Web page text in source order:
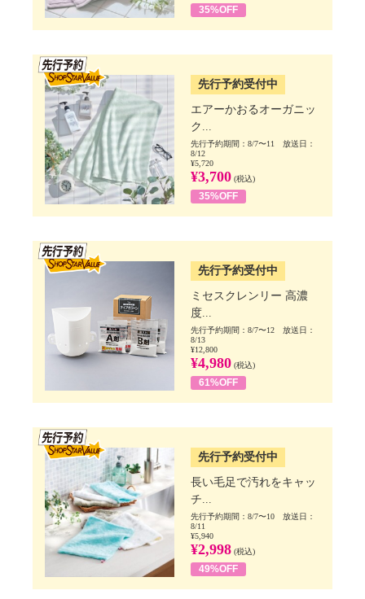
35%OFF
先行予約受付中
エアーかおるオーガニッ
ク...
先行予約期間：8/7〜11 放送日：
8/12
¥5,720
¥3,700 (税込)
35%OFF
先行予約受付中
ミセスクレンリー 高濃
度...
先行予約期間：8/7〜12 放送日：
8/13
¥12,800
¥4,980 (税込)
61%OFF
先行予約受付中
長い毛足で汚れをキャッ
チ...
先行予約期間：8/7〜10 放送日：
8/11
¥5,940
¥2,998 (税込)
49%OFF